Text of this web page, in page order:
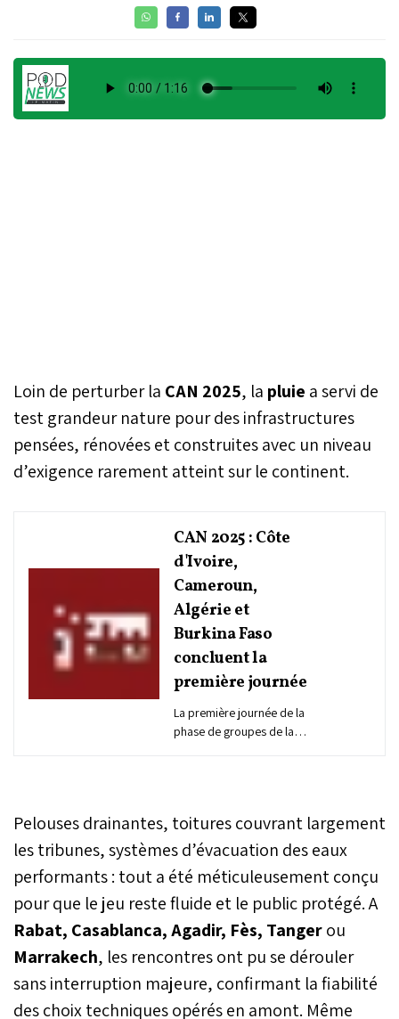
Loin de perturber la CAN 2025, la pluie a servi de
test grandeur nature pour des infrastructures
pensées, rénovées et construites avec un niveau
d’exigence rarement atteint sur le continent.
CAN 2025 : Côte
d'Ivoire,
Cameroun,
Algérie et
Burkina Faso
concluent la
première journée
La première journée de la
phase de groupes de la
programme, quatre
rencontres qui verront
d'Ivoire, tenante du titre,
défendre son statut de
prétendante au titre face
au Mozambique, tandis
que le Cameroun
affrontera le Gabon.
L'Algérie, de son côté,
devrait logiquement
Pelouses drainantes, toitures couvrant largement
les tribunes, systèmes d’évacuation des eaux
performants : tout a été méticuleusement conçu
pour que le jeu reste fluide et le public protégé. A
Rabat, Casablanca, Agadir, Fès, Tangerou
Marrakech, les rencontres ont pu se dérouler
sans interruption majeure, confirmant la fiabilité
des choix techniques opérés en amont. Même